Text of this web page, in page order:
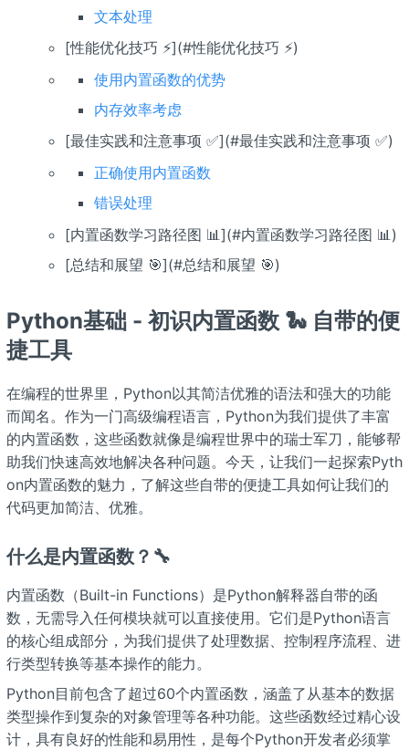
文本处理
[性能优化技巧 ⚡](#性能优化技巧 ⚡)
使用内置函数的优势
内存效率考虑
[最佳实践和注意事项 ✅](#最佳实践和注意事项 ✅)
正确使用内置函数
错误处理
[内置函数学习路径图 📊](#内置函数学习路径图 📊)
[总结和展望 🎯](#总结和展望 🎯)
Python基础 - 初识内置函数 🐍 自带的便
捷工具
在编程的世界里，Python以其简洁优雅的语法和强大的功能
而闻名。作为一门高级编程语言，Python为我们提供了丰富
的内置函数，这些函数就像是编程世界中的瑞士军刀，能够帮
助我们快速高效地解决各种问题。今天，让我们一起探索Pyth
on内置函数的魅力，了解这些自带的便捷工具如何让我们的
代码更加简洁、优雅。
什么是内置函数？🔧
内置函数（Built-in Functions）是Python解释器自带的函
数，无需导入任何模块就可以直接使用。它们是Python语言
的核心组成部分，为我们提供了处理数据、控制程序流程、进
行类型转换等基本操作的能力。
Python目前包含了超过60个内置函数，涵盖了从基本的数据
类型操作到复杂的对象管理等各种功能。这些函数经过精心设
计，具有良好的性能和易用性，是每个Python开发者必须掌